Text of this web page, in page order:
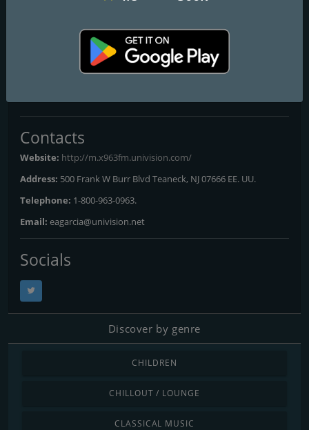
La Gozadera - Con Brea Frank & Shino Aguakate, El Jangueo - Con
Jackie Guerrido, La Zona con DJ Lobo, Damaris Diaz, Kelia Tejada
Frequencies FM
Contacts
Website: http://m.x963fm.univision.com/
Address: 500 Frank W Burr Blvd Teaneck, NJ 07666 EE. UU.
Telephone: 1-800-963-0963.
Email: eagarcia@univision.net
Socials
Discover by genre
CHILDREN
CHILLOUT / LOUNGE
CLASSICAL MUSIC